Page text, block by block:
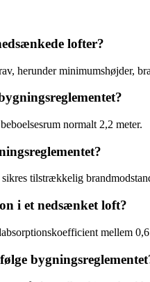
lofter?
herunder minimumshøjder,
normalt 2,2 meter.
tilstrækkelig
i et nedsænket loft?
mellem